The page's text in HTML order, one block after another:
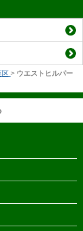
区 > ウエストヒルパー